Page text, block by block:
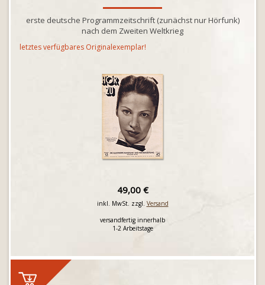
erste deutsche Programmzeitschrift (zunächst nur Hörfunk)
nach dem Zweiten Weltkrieg
letztes verfügbares Originalexemplar!
49,00 €
inkl. MwSt. zzgl. Versand
versandfertig innerhalb
1-2 Arbeitstage